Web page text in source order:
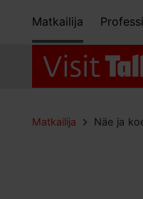
Matkailija
Matkailija Näe ja